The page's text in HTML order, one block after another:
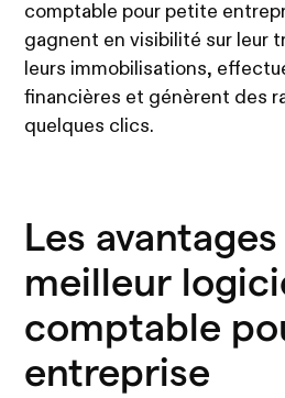
comptable pour petite
gagnent en visibilité sur leur
leurs immobilisations,
financières et génèrent des
quelques clics.
Les
meilleur
comptable
entreprise